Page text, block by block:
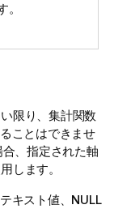
限り、集計関数
ことはできませ
、指定された軸
します。
キスト値、 NULL